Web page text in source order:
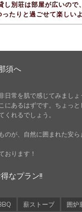
し別荘は部屋が広いので、
ったりと過ごせて楽しい
須へ
日常を肌で感じてみまし
にあるはずです。ちょっ
くれるでしょう。
のが、自然に囲まれた安
おります！
なプラン!!
薪ストーブ
囲炉